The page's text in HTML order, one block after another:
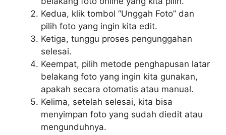
Kedua, klik tombol “Unggah Foto” dan
pilih foto yang ingin kita edit.
Ketiga, tunggu proses pengunggahan
selesai.
Keempat, pilih metode penghapusan latar
belakang foto yang ingin kita gunakan,
apakah secara otomatis atau manual.
Kelima, setelah selesai, kita bisa
menyimpan foto yang sudah diedit atau
mengunduhnya.